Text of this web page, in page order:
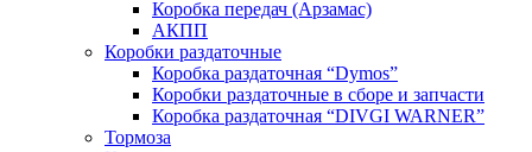
Коробка передач (Арзамас)
АКПП
Коробки раздаточные
Коробка раздаточная “Dymos”
Коробки раздаточные в сборе и запчасти
Коробка раздаточная “DIVGI WARNER”
Тормоза